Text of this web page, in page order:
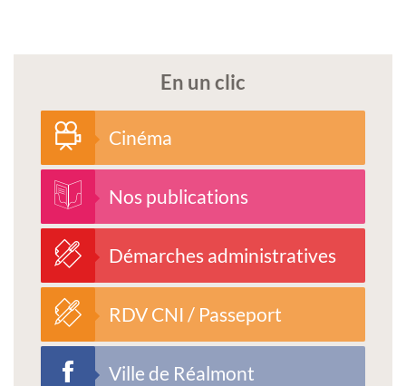
En un clic
Cinéma
Nos publications
Démarches administratives
RDV CNI / Passeport
Ville de Réalmont